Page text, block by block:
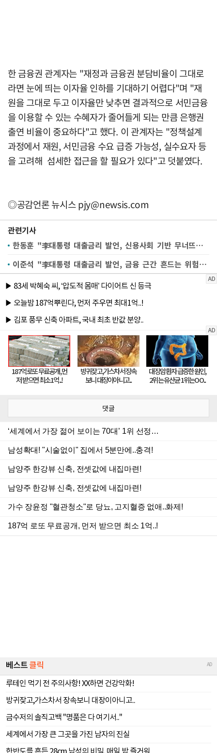
한 금융권 관계자는 "재정과 금융권 분담비율이 그대로
라면 눈에 띄는 이자율 인하를 기대하기 어렵다"며 "재
원을 그대로 두고 이자율만 낮추면 결과적으로 서민금융
을 이용할 수 있는 수혜자가 줄어들게 되는 만큼 은행권
출연 비율이 중요하다"고 했다. 이 관계자는 "정책설계
과정에서 재원, 서민금융 수요 급증 가능성, 실수요자 등
을 고려해 섬세한 접근을 할 필요가 있다"고 덧붙였다.
◎공감언론 뉴시스pjy@newsis.com
관련기사
한동훈 "李대통령 대출금리 발언, 신용사회 기반 무너뜨리는 것"
이준석 "李대통령 대출금리 발언, 금융 근간 흔드는 위험한 포퓰리즘"
댓글